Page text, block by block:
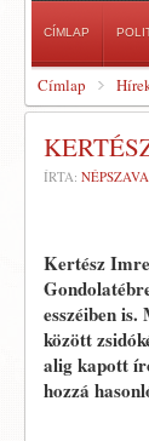
CÍMLAP
Címlap
ÍRTA:
Kertész
esszéiben
között
alig kapott
hozzá